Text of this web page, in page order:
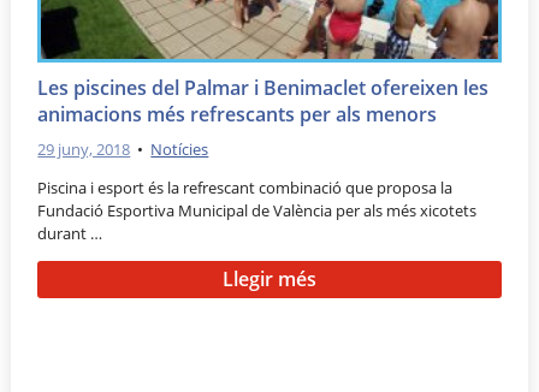
Les piscines del Palmar i Benimaclet ofereixen les
animacions més refrescants per als menors
29 juny, 2018 • Notícies
Piscina i esport és la refrescant combinació que proposa la
Fundació Esportiva Municipal de València per als més xicotets
durant …
Llegir més